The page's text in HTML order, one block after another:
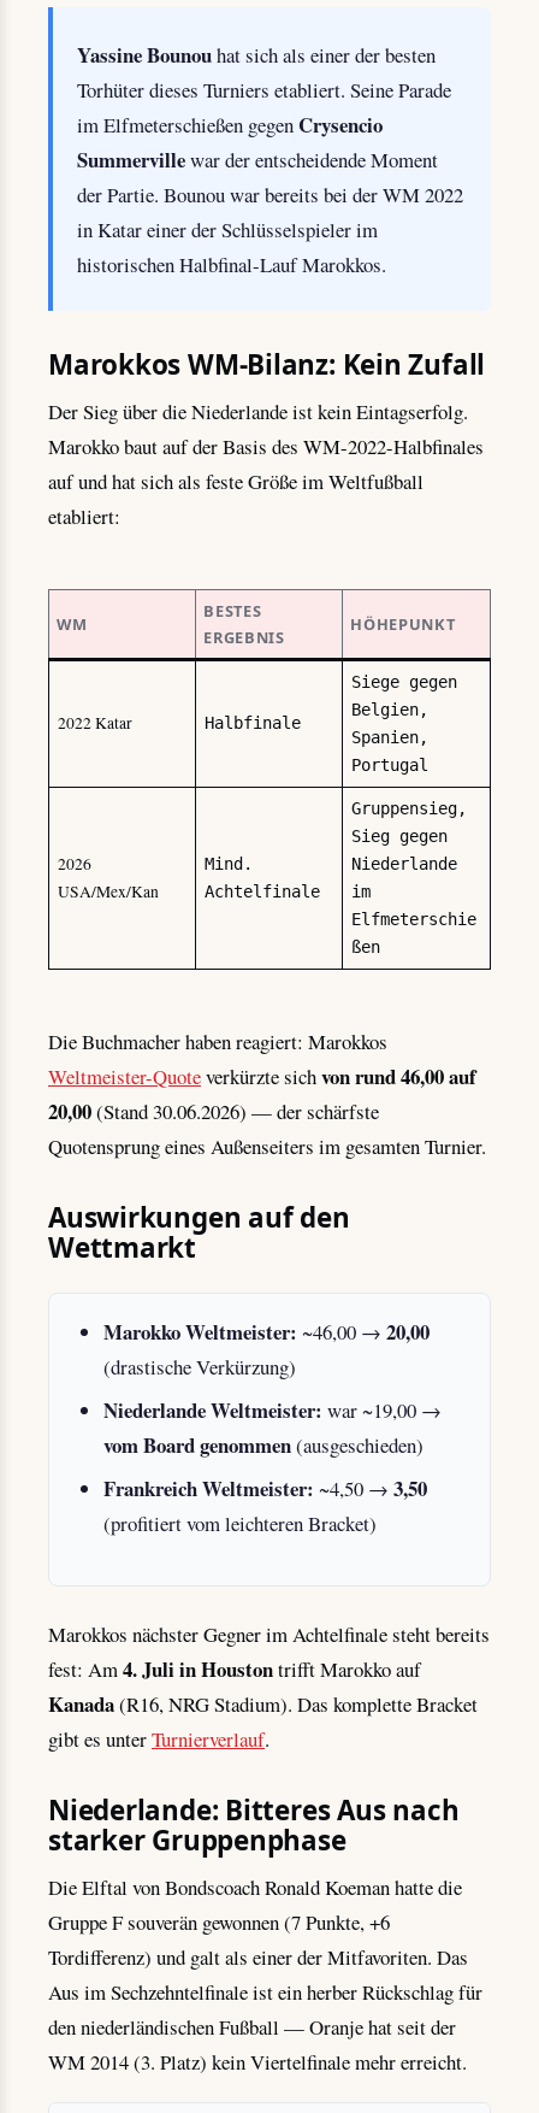
Yassine Bounouhat sich als einer der besten
Torhüter dieses Turniers etabliert. Seine Parade
im Elfmeterschießen gegenCrysencio
Summervillewar der entscheidende Moment
der Partie. Bounou war bereits bei der WM 2022
in Katar einer der Schlüsselspieler im
historischen Halbfinal-Lauf Marokkos.
Marokkos WM-Bilanz: Kein Zufall
Der Sieg über die Niederlande ist kein Eintagserfolg.
Marokko baut auf der Basis des WM-2022-Halbfinales
auf und hat sich als feste Größe im Weltfußball
etabliert:
WM
BESTES
ERGEBNIS
HÖHEPUNKT
2022 Katar Halbfinale
Siege gegen
Belgien,
Spanien,
Portugal
2026
USA/Mex/Kan
Mind.
Achtelfinale
Gruppensieg,
Sieg gegen
Niederlande
im
Elfmeterschie
ßen
Die Buchmacher haben reagiert: Marokkos
Weltmeister-Quoteverkürzte sichvon rund 46,00 auf
20,00(Stand 30.06.2026) — der schärfste
Quotensprung eines Außenseiters im gesamten Turnier.
Auswirkungen auf den
Wettmarkt
Marokko Weltmeister: ~46,00 → 20,00
(drastische Verkürzung)
Niederlande Weltmeister: war ~19,00 →
vom Board genommen(ausgeschieden)
Frankreich Weltmeister: ~4,50 → 3,50
(profitiert vom leichteren Bracket)
Marokkos nächster Gegner im Achtelfinale steht bereits
fest: Am4. Juli in Houstontrifft Marokko auf
Kanada(R16, NRG Stadium). Das komplette Bracket
gibt es unterTurnierverlauf.
Niederlande: Bitteres Aus nach
starker Gruppenphase
Die Elftal von Bondscoach Ronald Koeman hatte die
Gruppe F souverän gewonnen (7 Punkte, +6
Tordifferenz) und galt als einer der Mitfavoriten. Das
Aus im Sechzehntelfinale ist ein herber Rückschlag für
den niederländischen Fußball — Oranje hat seit der
WM 2014 (3. Platz) kein Viertelfinale mehr erreicht.